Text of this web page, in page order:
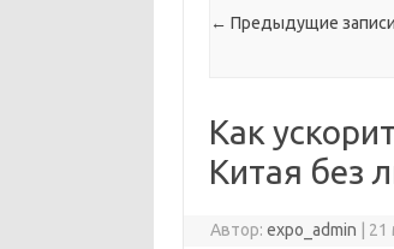
← Предыдущие записи
Как
Китая без
Автор:expo_admin 21